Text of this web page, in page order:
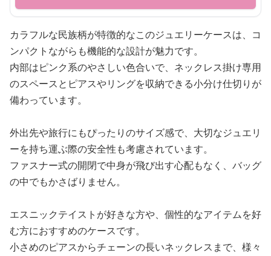
カラフルな民族柄が特徴的なこのジュエリーケースは、コ
ンパクトながらも機能的な設計が魅力です。
内部はピンク系のやさしい色合いで、ネックレス掛け専用
のスペースとピアスやリングを収納できる小分け仕切りが
備わっています。
外出先や旅行にもぴったりのサイズ感で、大切なジュエリ
ーを持ち運ぶ際の安全性も考慮されています。
ファスナー式の開閉で中身が飛び出す心配もなく、バッグ
の中でもかさばりません。
エスニックテイストが好きな方や、個性的なアイテムを好
む方におすすめのケースです。
小さめのピアスからチェーンの長いネックレスまで、様々